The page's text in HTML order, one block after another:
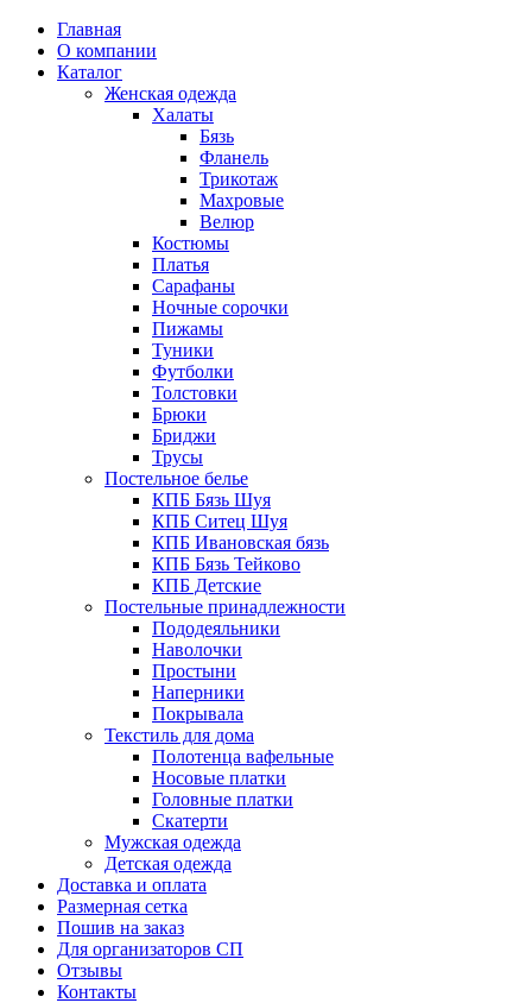
Главная
О компании
Каталог
Женская одежда
Халаты
Бязь
Фланель
Трикотаж
Махровые
Велюр
Костюмы
Платья
Сарафаны
Ночные сорочки
Пижамы
Туники
Футболки
Толстовки
Брюки
Бриджи
Трусы
Постельное белье
КПБ Бязь Шуя
КПБ Ситец Шуя
КПБ Ивановская бязь
КПБ Бязь Тейково
КПБ Детские
Постельные принадлежности
Пододеяльники
Наволочки
Простыни
Наперники
Покрывала
Текстиль для дома
Полотенца вафельные
Носовые платки
Головные платки
Скатерти
Мужская одежда
Детская одежда
Доставка и оплата
Размерная сетка
Пошив на заказ
Для организаторов СП
Отзывы
Контакты